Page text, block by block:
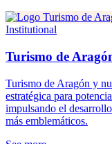
Institutional
Turismo de
Turismo de Aragón y
estratégica para
impulsando el
más emblemáticos.